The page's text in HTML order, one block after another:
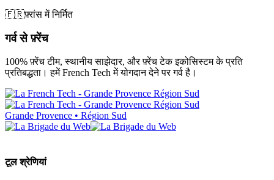
🇫🇷फ़्रांस में निर्मित
गर्व से फ़्रेंच
100% फ़्रेंच टीम, स्थानीय साझेदार, और फ़्रेंच टेक इकोसिस्टम के प्रति
प्रतिबद्धता। हमें French Tech में योगदान देने पर गर्व है।
Grande Provence • Région Sud
टूल श्रेणियां